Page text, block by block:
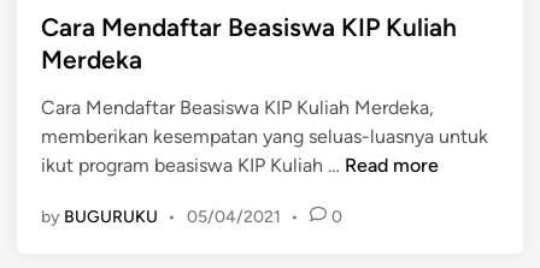
s
t
d
i
n
Cara Mendaftar Beasiswa KIP Kuliah
Merdeka
Cara Mendaftar Beasiswa KIP Kuliah Merdeka,
memberikan kesempatan yang seluas-luasnya untuk
ikut program beasiswa KIP Kuliah … C
Read more
by BUGURUKU • 05/04/2021 • 0